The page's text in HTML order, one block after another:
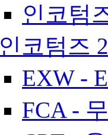
인코텀
인코텀즈
EXW -
FCA -